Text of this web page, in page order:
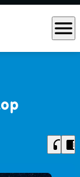
menu
headphones chrome_reader_mode